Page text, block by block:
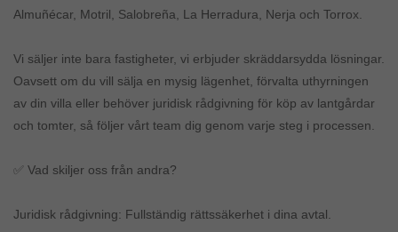
Almuñécar, Motril, Salobreña, La Herradura, Nerja och Torrox.
Vi säljer inte bara fastigheter, vi erbjuder skräddarsydda lösningar.
Oavsett om du vill sälja en mysig lägenhet, förvalta uthyrningen
av din villa eller behöver juridisk rådgivning för köp av lantgårdar
och tomter, så följer vårt team dig genom varje steg i processen.
✅ Vad skiljer oss från andra?
Juridisk rådgivning: Fullständig rättssäkerhet i dina avtal.